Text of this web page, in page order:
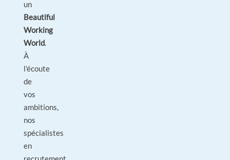
un
Beautiful
Working
World.
À
l'écoute
de
vos
ambitions,
nos
spécialistes
en